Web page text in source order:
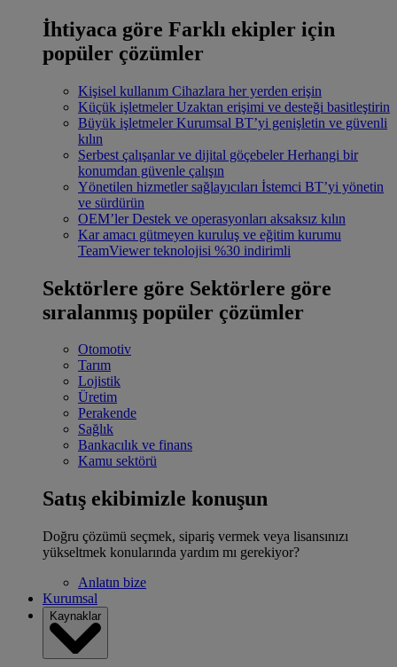
İhtiyaca göre Farklı ekipler için
popüler çözümler
Kişisel kullanım Cihazlara her yerden erişin
Küçük işletmeler Uzaktan erişimi ve desteği basitleştirin
Büyük işletmeler Kurumsal BT’yi genişletin ve güvenli
kılın
Serbest çalışanlar ve dijital göçebeler Herhangi bir
konumdan güvenle çalışın
Yönetilen hizmetler sağlayıcıları İstemci BT’yi yönetin
ve sürdürün
OEM’ler Destek ve operasyonları aksaksız kılın
Kar amacı gütmeyen kuruluş ve eğitim kurumu
TeamViewer teknolojisi %30 indirimli
Sektörlere göre Sektörlere göre
sıralanmış popüler çözümler
Otomotiv
Tarım
Lojistik
Üretim
Perakende
Sağlık
Bankacılık ve finans
Kamu sektörü
Satış ekibimizle konuşun
Doğru çözümü seçmek, sipariş vermek veya lisansınızı
yükseltmek konularında yardım mı gerekiyor?
Anlatın bize
Kurumsal
Kaynaklar